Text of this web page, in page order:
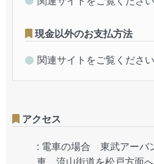
現金以外のお支払方法
関連サイトをご覧ください
アクセス
: 電車の場合 東武アーバ